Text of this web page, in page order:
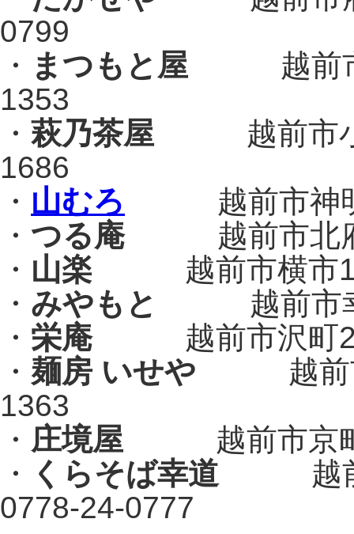
0799
・ まつもと屋 越前市
1353
・ 萩乃茶屋 越前市
1686
・ 山むろ 越前市神
・ つる庵越前市北府
・ 山楽 越前市横市
・ みやもと
越前市
・ 栄庵越前市沢町
・ 麺房 いせや 越前
1363
・ 庄境屋 越前市京
・
くらそば幸道 越前
0778-24-0777